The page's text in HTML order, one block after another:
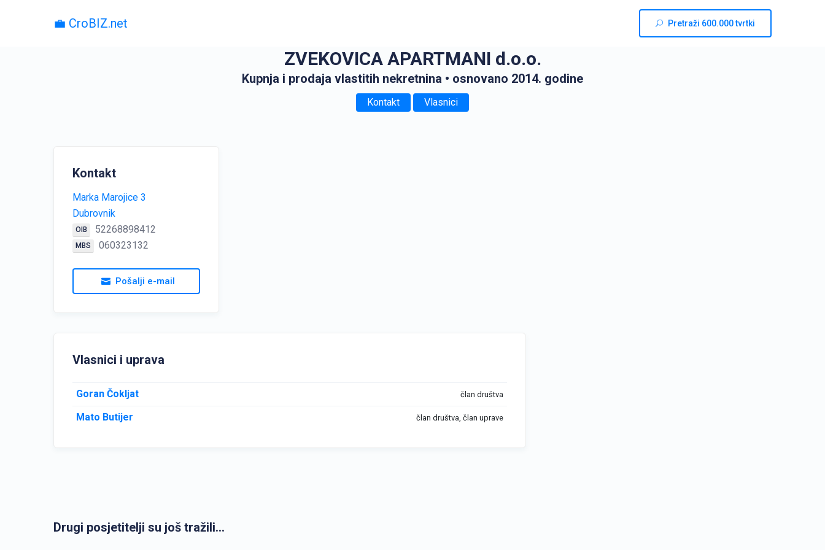
💼 CroBIZ.net Pretraži 600.000 tvrtki
ZVEKOVICA APARTMANI d.o.o.
Kupnja i prodaja vlastitih nekretnina • osnovano 2014. godine
Kontakt Vlasnici
Kontakt
Marka Marojice 3
Dubrovnik
OIB 52268898412
MBS 060323132
Pošalji e-mail
Vlasnici i uprava
Goran Čokljat član društva
Mato Butijer član društva, član uprave
Drugi posjetitelji su još tražili...